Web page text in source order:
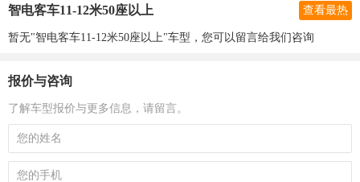
智电客车11-12米50座以上 查看最热
暂无"智电客车11-12米50座以上"车型，您可以留言给我们咨询
报价与咨询
了解车型报价与更多信息，请留言。